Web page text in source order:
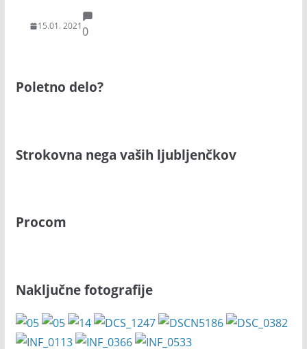
15.01. 20210
Poletno delo?
Strokovna nega vaših ljubljenčkov
Procom
Naključne fotografije